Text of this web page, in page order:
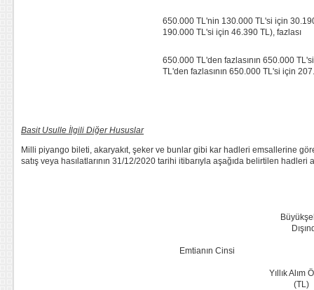
650.000 TL'nin 130.000 TL'si için
190.000 TL'si için 46.390 TL), fazlası
650.000 TL'den fazlasının 650.000
TL'den fazlasının 650.000 TL'si için
Basit Usulle İlgili Diğer Hususlar
Milli piyango bileti, akaryakıt, şeker ve bunlar gibi kar hadleri emsallerine
satış veya hasılatlarının 31/12/2020 tarihi itibarıyla aşağıda belirtilen hadleri
Emtianın Cinsi
Yıllık Alım
(TL)